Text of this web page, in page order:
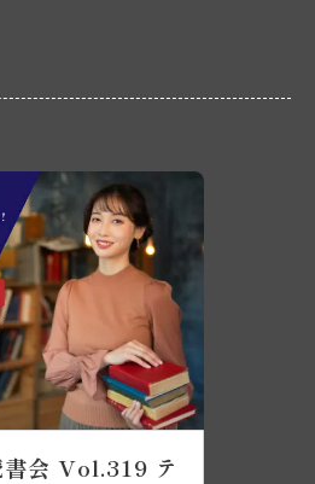
会 Vol.319 テ